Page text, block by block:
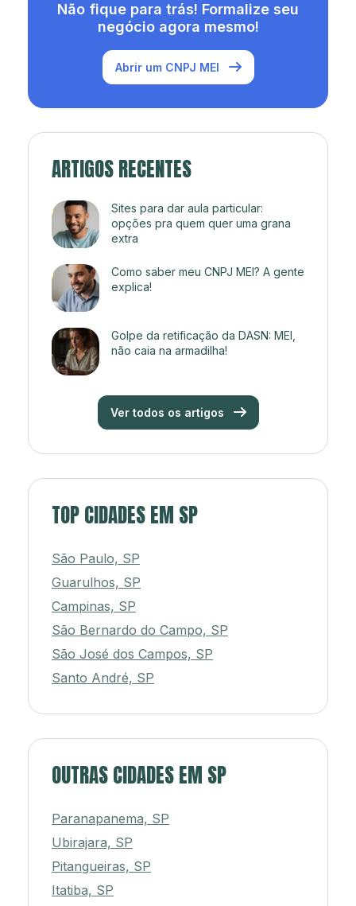
Não fique para trás! Formalize seu
negócio agora mesmo!
Abrir um CNPJ MEI
ARTIGOS RECENTES
Sites para dar aula particular:
opções pra quem quer uma grana
extra
Como saber meu CNPJ MEI? A gente
explica!
Golpe da retificação da DASN: MEI,
não caia na armadilha!
Ver todos os artigos
TOP CIDADES EM SP
São Paulo, SP
Guarulhos, SP
Campinas, SP
São Bernardo do Campo, SP
São José dos Campos, SP
Santo André, SP
OUTRAS CIDADES EM SP
Paranapanema, SP
Ubirajara, SP
Pitangueiras, SP
Itatiba, SP